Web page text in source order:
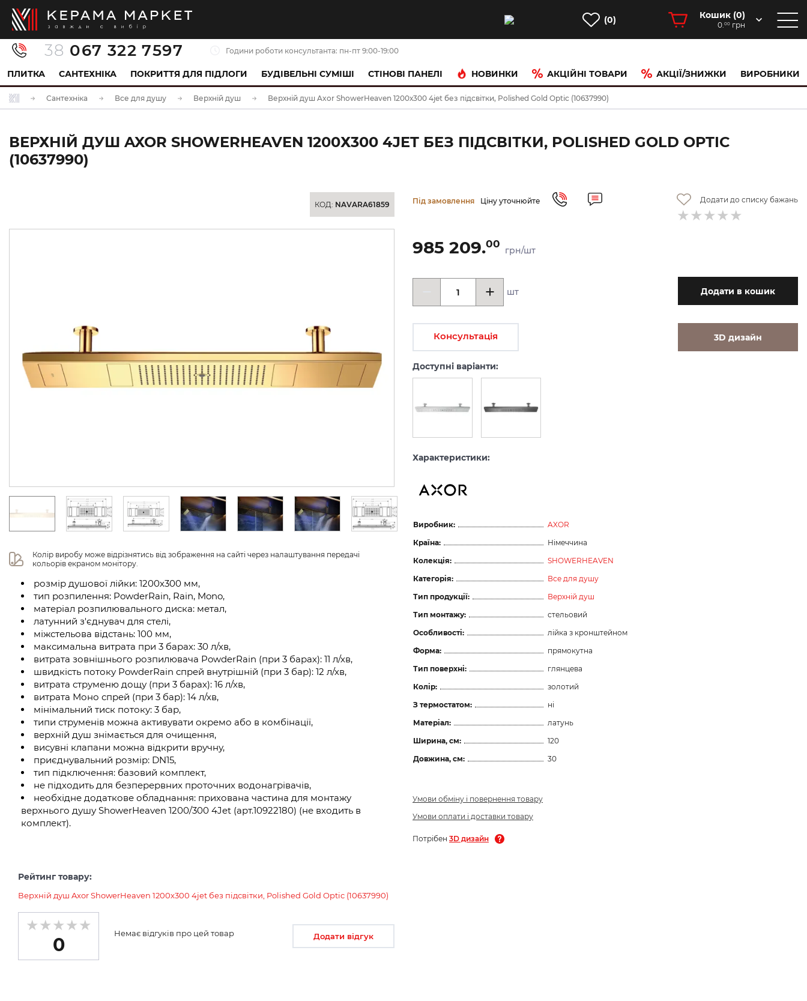
(0) Кошик (0)
0.00 грн
38 067 322 7597 Години роботи консультанта: пн-пт 9:00-19:00
ПЛИТКА САНТЕХНІКА ПОКРИТТЯ ДЛЯ ПІДЛОГИ БУДІВЕЛЬНІ СУМІШІ CТІНОВІ ПАНЕЛІ НОВИНКИ АКЦІЙНІ ТОВАРИ АКЦІЇ/ЗНИЖКИ ВИРОБНИКИ
Сантехніка Все для душу Верхній душ Верхній душ Axor ShowerHeaven 1200х300 4jet без підсвітки, Polished Gold Optic (10637990)
ВЕРХНІЙ ДУШ AXOR SHOWERHEAVEN 1200Х300 4JET БЕЗ ПІДСВІТКИ, POLISHED GOLD OPTIC
(10637990)
КОД: NAVARA61859
Колір виробу може відрізнятись від зображення на сайті через налаштування передачі
кольорів екраном монітору.
розмір душової лійки: 1200х300 мм,
тип розпилення: PowderRain, Rain, Mono,
матеріал розпилювального диска: метал,
латунний з'єднувач для стелі,
міжстельова відстань: 100 мм,
максимальна витрата при 3 барах: 30 л/хв,
витрата зовнішнього розпилювача PowderRain (при 3 барах): 11 л/хв,
швидкість потоку PowderRain спрей внутрішній (при 3 бар): 12 л/хв,
витрата струменю дощу (при 3 барах): 16 л/хв,
витрата Моно спрей (при 3 бар): 14 л/хв,
мінімальний тиск потоку: 3 бар,
типи струменів можна активувати окремо або в комбінації,
верхній душ знімається для очищення,
висувні клапани можна відкрити вручну,
приєднувальний розмір: DN15,
тип підключення: базовий комплект,
не підходить для безперервних проточних водонагрівачів,
необхідне додаткове обладнання: прихована частина для монтажу
верхнього душу ShowerHeaven 1200/300 4Jet (арт.10922180) (не входить в
комплект).
Під замовлення Ціну уточнюйте Додати до списку бажань
985 209.00
грн/шт
шт Додати в кошик
Консультація 3D дизайн
Доступні варіанти:
Характеристики:
Виробник:
AXOR
Країна:
Німеччина
Колекція:
SHOWERHEAVEN
Категорія:
Все для душу
Тип продукції:
Верхній душ
Тип монтажу:
стельовий
Особливості:
лійка з кронштейном
Форма:
прямокутна
Тип поверхні:
глянцева
Колір:
золотий
З термостатом:
ні
Матеріал:
латунь
Ширина, см:
120
Довжина, см:
30
Умови обміну і повернення товару
Умови оплати і доставки товару
Потрібен 3D дизайн
Рейтинг товару:
Верхній душ Axor ShowerHeaven 1200х300 4jet без підсвітки, Polished Gold Optic (10637990)
0
Немає відгуків про цей товар Додати відгук